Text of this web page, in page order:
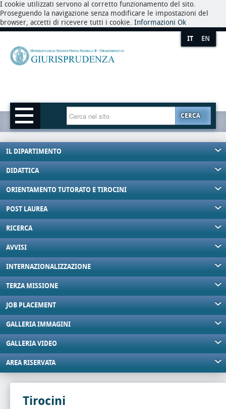
I cookie utilizzati servono al corretto funzionamento del sito.
Proseguendo la navigazione senza modificare le impostazioni del
browser, accetti di ricevere tutti i cookie. Informazioni Ok
IT EN
CERCA
IL DIPARTIMENTO
DIDATTICA
ORIENTAMENTO TUTORATO E TIROCINI
POST LAUREA
RICERCA
AVVISI
INTERNAZIONALIZZAZIONE
TERZA MISSIONE
JOB PLACEMENT
GALLERIA IMMAGINI
GALLERIA VIDEO
AREA RISERVATA
Tirocini